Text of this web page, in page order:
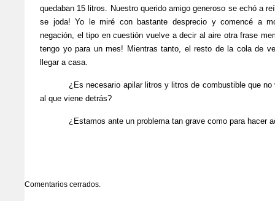
quedaban 15 litros. Nuestro querido amigo generoso se echó a
se joda! Yo le miré con bastante desprecio y comencé a
negación, el tipo en cuestión vuelve a decir al aire otra frase
tengo yo para un mes! Mientras tanto, el resto de la cola de
llegar a casa.
¿Es necesario apilar litros y litros de combustible que
al que viene detrás?
¿Estamos ante un problema tan grave como para hacer
Comentarios cerrados.